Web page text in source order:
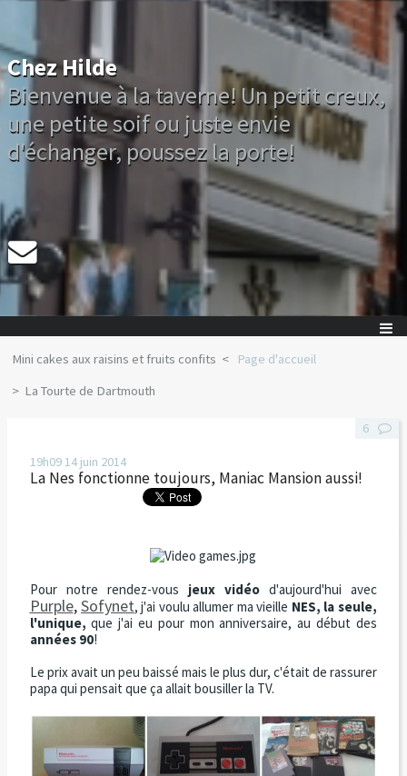
Chez Hilde
Bienvenue à la taverne! Un petit creux,
une petite soif ou juste envie
d'échanger, poussez la porte!
Mini cakes aux raisins et fruits confits
Page d'accueil
La Tourte de Dartmouth
19h0914 juin 2014
La Nes fonctionne toujours, Maniac Mansion aussi!
Pour notre rendez-vous jeux vidéod'aujourd'hui avec
Purple,Sofynet, j'ai voulu allumer ma vieille NES, la seule,
l'unique, que j'ai eu pour mon anniversaire, au début des
années 90!
Le prix avait un peu baissé mais le plus dur, c'était de rassurer
papa qui pensait que ça allait bousiller la TV.
6